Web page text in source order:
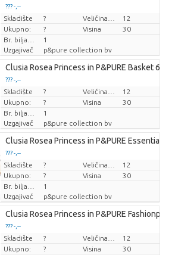
??? -,--
Cijena po komadu
Skladište ?
12
Ukupno:
? Visina
30
1
Uzgajivač
p&pure collection bv
Clusia Rosea Princess in P&PURE Basket 6
??? -,--
Cijena po komadu
Skladište ?
12
Ukupno:
? Visina
30
1
Uzgajivač
p&pure collection bv
Clusia Rosea Princess in P&PURE Essential
??? -,--
Cijena po komadu
Skladište ?
12
Ukupno:
? Visina
30
1
Uzgajivač
p&pure collection bv
Clusia Rosea Princess in P&PURE Fashionpot
??? -,--
Cijena po komadu
Skladište ?
12
Ukupno:
? Visina
30